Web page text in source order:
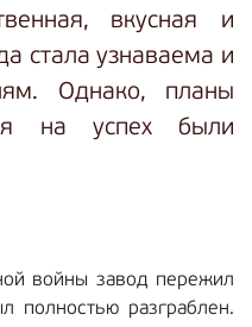
вкусная и
стала узнаваема и
Однако, планы
на успех были
войны завод пережил
полностью разграблен.